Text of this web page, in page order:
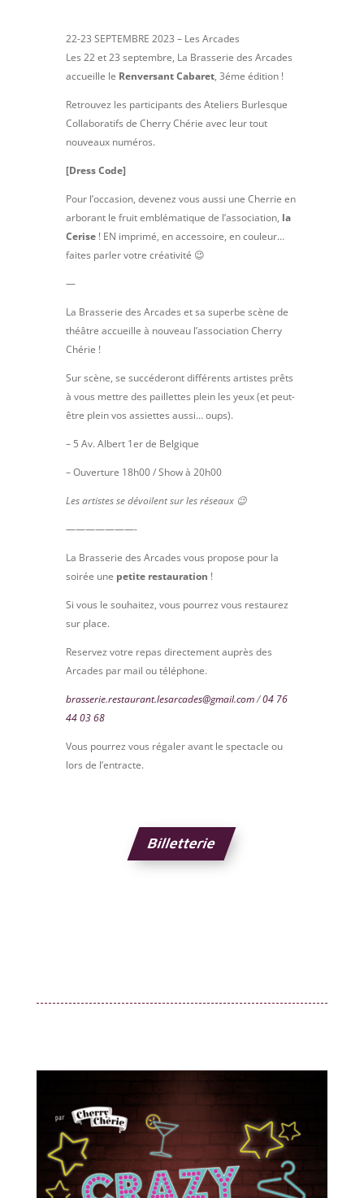
22-23 SEPTEMBRE 2023 – Les Arcades
Les 22 et 23 septembre, La Brasserie des Arcades
accueille le Renversant Cabaret, 3éme édition !
Retrouvez les participants des Ateliers Burlesque
Collaboratifs de Cherry Chérie avec leur tout
nouveaux numéros.
[Dress Code]
Pour l’occasion, devenez vous aussi une Cherrie en
arborant le fruit emblématique de l’association, la
Cerise! EN imprimé, en accessoire, en couleur…
faites parler votre créativité 😉
—
La Brasserie des Arcades et sa superbe scène de
théâtre accueille à nouveau l’association Cherry
Chérie !
Sur scène, se succéderont différents artistes prêts
à vous mettre des paillettes plein les yeux (et peut-
être plein vos assiettes aussi… oups).
– 5 Av. Albert 1er de Belgique
– Ouverture 18h00 / Show à 20h00
Les artistes se dévoilent sur les réseaux 😉
———————-
La Brasserie des Arcades vous propose pour la
soirée une petite restauration !
Si vous le souhaitez, vous pourrez vous restaurez
sur place.
Reservez votre repas directement auprès des
Arcades par mail ou téléphone.
brasserie.restaurant.lesarcades@gmail.com/04 76
44 03 68
Vous pourrez vous régaler avant le spectacle ou
lors de l’entracte.
Billetterie